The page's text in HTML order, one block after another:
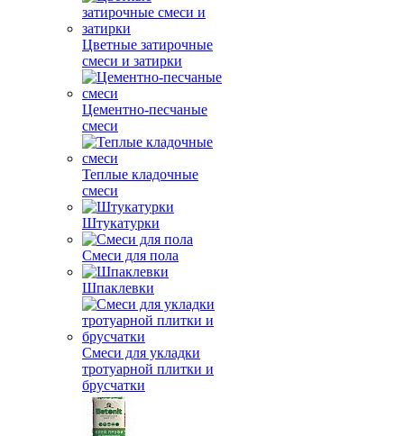
Цветные затирочные
смеси и затирки
Цементно-песчаные
смеси
Теплые кладочные
смеси
Штукатурки
Смеси для пола
Шпаклевки
Смеси для укладки
тротуарной плитки и
брусчатки